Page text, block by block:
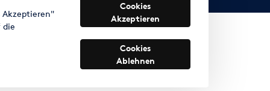
Akzeptieren"
die
Cookies
Akzeptieren
Cookies
Ablehnen